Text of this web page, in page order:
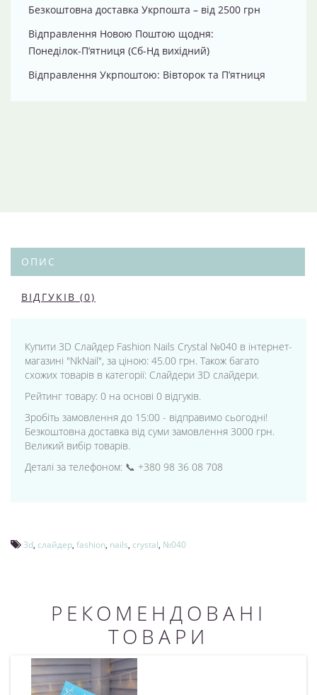
Безкоштовна доставка Укрпошта – від 2500 грн
Відправлення Новою Поштою щодня:
Понеділок-П’ятниця (Сб-Нд вихідний)
Відправлення Укрпоштою: Вівторок та П’ятниця
ОПИС
ВІДГУКІВ (0)
Купити 3D Слайдер Fashion Nails Crystal №040 в інтернет-
магазині "NkNail", за ціною: 45.00 грн. Також багато
схожих товарів в категорії: Слайдери 3D слайдери.
Рейтинг товару: 0 на основі 0 відгуків.
Зробіть замовлення до 15:00 - відправимо сьогодні!
Безкоштовна доставка від суми замовлення 3000 грн.
Великий вибір товарів.
Деталі за телефоном: 📞 +380 98 36 08 708
3d, слайдер, fashion, nails, crystal, №040
РЕКОМЕНДОВАНІ
ТОВАРИ